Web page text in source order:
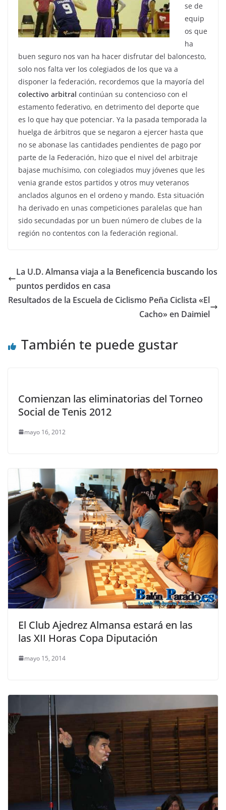
se de
equip
os que
ha
buen seguro nos van ha hacer disfrutar del baloncesto,
solo nos falta ver los colegiados de los que va a
disponer la federación, recordemos que la mayoría del
colectivo arbitral continúan su contencioso con el
estamento federativo, en detrimento del deporte que
es lo que hay que potenciar. Ya la pasada temporada la
huelga de árbitros que se negaron a ejercer hasta que
no se abonase las cantidades pendientes de pago por
parte de la Federación, hizo que el nivel del arbitraje
bajase muchísimo, con colegiados muy jóvenes que les
venia grande estos partidos y otros muy veteranos
anclados algunos en el ordeno y mando. Esta situación
ha derivado en unas competiciones paralelas que han
sido secundadas por un buen número de clubes de la
región no contentos con la federación regional.
La U.D. Almansa viaja a la Beneficencia buscando los
puntos perdidos en casa
Resultados de la Escuela de Ciclismo Peña Ciclista «El
Cacho» en Daimiel
También te puede gustar
Comienzan las eliminatorias del Torneo
Social de Tenis 2012
mayo 16, 2012
El Club Ajedrez Almansa estará en las
las XII Horas Copa Diputación
mayo 15, 2014